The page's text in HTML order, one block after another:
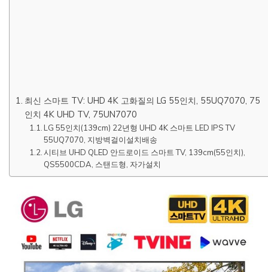
최신 스마트 TV: UHD 4K 고화질의 LG 55인치, 55UQ7070, 75
인치 4K UHD TV, 75UN7070
LG 55인치(139cm) 22년형 UHD 4K 스마트 LED IPS TV
55UQ7070, 지방벽걸이설치배송
시티브 UHD QLED 안드로이드 스마트 TV, 139cm(55인치),
QS5500CDA, 스탠드형, 자가설치